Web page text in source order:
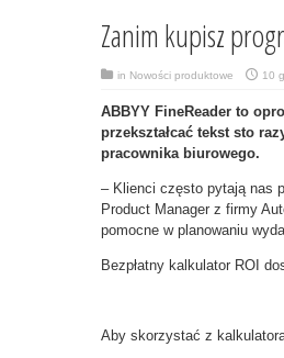
Zanim kupisz
in Nowości produktowe 10
ABBYY FineReader to
przekształcać tekst sto
pracownika biurowego.
– Klienci często pytają nas
Product Manager z firmy
pomocne w planowaniu
Bezpłatny kalkulator ROI
Aby skorzystać z